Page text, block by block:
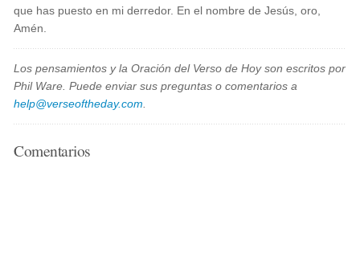
que has puesto en mi derredor. En el nombre de Jesús, oro,
Amén.
Los pensamientos y la Oración del Verso de Hoy son escritos por
Phil Ware. Puede enviar sus preguntas o comentarios a
help@verseoftheday.com
Comentarios